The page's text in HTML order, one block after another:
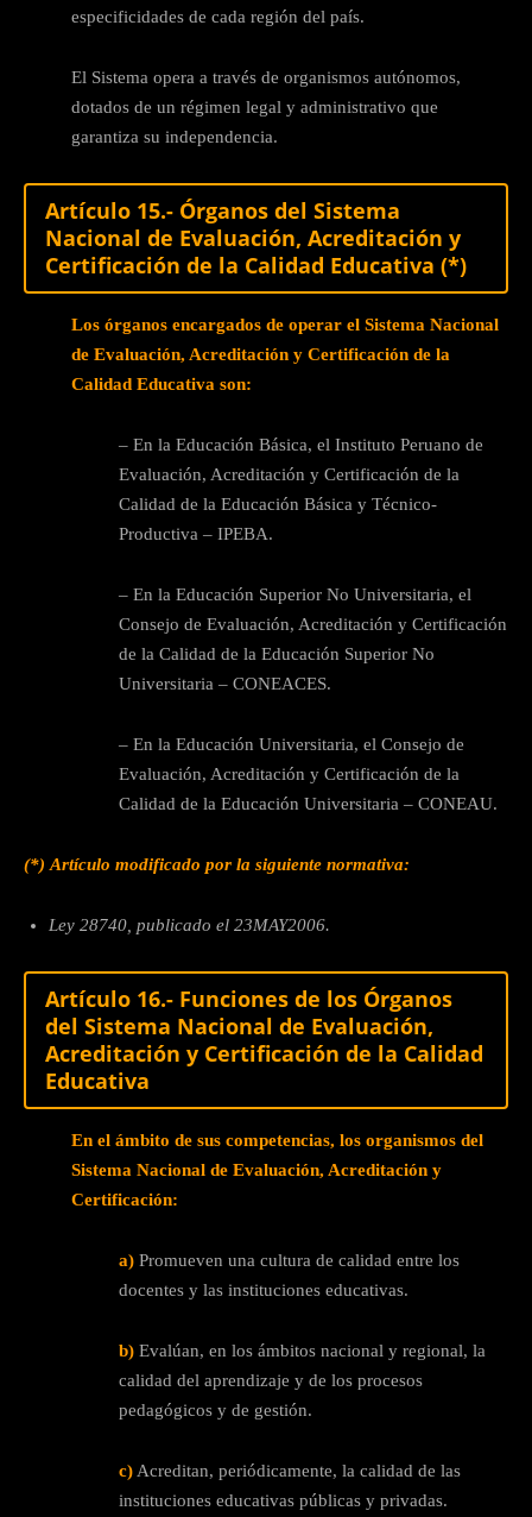
especificidades de cada región del país.
El Sistema opera a través de organismos autónomos,
dotados de un régimen legal y administrativo que
garantiza su independencia.
Artículo 15.- Órganos del Sistema
Nacional de Evaluación, Acreditación y
Certificación de la Calidad Educativa (*)
Los órganos encargados de operar el Sistema Nacional
de Evaluación, Acreditación y Certificación de la
Calidad Educativa son:
– En la Educación Básica, el Instituto Peruano de
Evaluación, Acreditación y Certificación de la
Calidad de la Educación Básica y Técnico-
Productiva – IPEBA.
– En la Educación Superior No Universitaria, el
Consejo de Evaluación, Acreditación y Certificación
de la Calidad de la Educación Superior No
Universitaria – CONEACES.
– En la Educación Universitaria, el Consejo de
Evaluación, Acreditación y Certificación de la
Calidad de la Educación Universitaria – CONEAU.
(*)Artículo modificado por la siguiente normativa:
Ley 28740, publicado el 23MAY2006.
Artículo 16.- Funciones de los Órganos
del Sistema Nacional de Evaluación,
Acreditación y Certificación de la Calidad
Educativa
En el ámbito de sus competencias, los organismos del
Sistema Nacional de Evaluación, Acreditación y
Certificación:
a) Promueven una cultura de calidad entre los
docentes y las instituciones educativas.
b) Evalúan, en los ámbitos nacional y regional, la
calidad del aprendizaje y de los procesos
pedagógicos y de gestión.
c)Acreditan, periódicamente, la calidad de las
instituciones educativas públicas y privadas.